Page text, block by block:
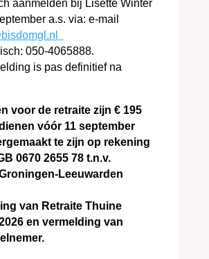
aanmelden bij Lisette Winter
a.s. via: e-mail
050-4065888.
is pas definitief na
voor de retraite zijn € 195
vóór 11 september
te zijn op rekening
0670 2655 78 t.n.v.
Leeuwarden
van Retraite Thuine
en vermelding van